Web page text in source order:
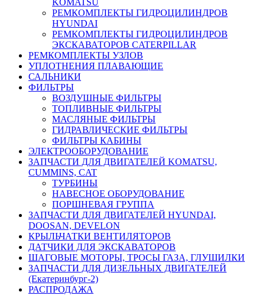
РЕМКОМПЛЕКТЫ ГИДРОЦИЛИНДРОВ
HYUNDAI
РЕМКОМПЛЕКТЫ ГИДРОЦИЛИНДРОВ
ЭКСКАВАТОРОВ CATERPILLAR
РЕМКОМПЛЕКТЫ УЗЛОВ
УПЛОТНЕНИЯ ПЛАВАЮЩИЕ
САЛЬНИКИ
ФИЛЬТРЫ
ВОЗДУШНЫЕ ФИЛЬТРЫ
ТОПЛИВНЫЕ ФИЛЬТРЫ
МАСЛЯНЫЕ ФИЛЬТРЫ
ГИДРАВЛИЧЕСКИЕ ФИЛЬТРЫ
ФИЛЬТРЫ КАБИНЫ
ЭЛЕКТРООБОРУДОВАНИЕ
ЗАПЧАСТИ ДЛЯ ДВИГАТЕЛЕЙ KOMATSU,
CUMMINS, CAT
ТУРБИНЫ
НАВЕСНОЕ ОБОРУДОВАНИЕ
ПОРШНЕВАЯ ГРУППА
ЗАПЧАСТИ ДЛЯ ДВИГАТЕЛЕЙ HYUNDAI,
DOOSAN, DEVELON
КРЫЛЬЧАТКИ ВЕНТИЛЯТОРОВ
ДАТЧИКИ ДЛЯ ЭКСКАВАТОРОВ
ШАГОВЫЕ МОТОРЫ, ТРОСЫ ГАЗА, ГЛУШИЛКИ
ЗАПЧАСТИ ДЛЯ ДИЗЕЛЬНЫХ ДВИГАТЕЛЕЙ
(Екатеринбург-2)
РАСПРОДАЖА